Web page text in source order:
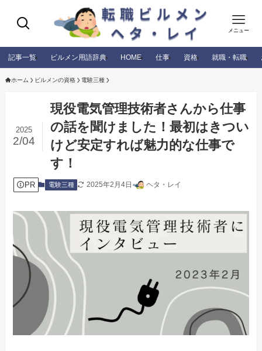
メニュー
記事一覧 ビルメン用語辞典 HOME 仕事 資格 就職・転職
ホーム ビルメンの資格 電験三種
現役電気管理技術者さんから仕事
の話を聞けました！最初はきつい
けど安定すれば魅力的な仕事で
す！
2025
2/04
PR 電験三種 2025年2月4日 ヘタ・レイ